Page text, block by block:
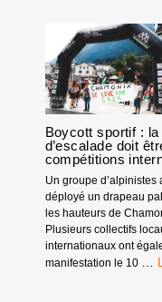
BDS
:
NOTRE
DEPUIS
LE
DÉBUT
DE
2026
Boycott sportif :
d’escalade doit
compétitions
Un groupe d’alpinistes
déployé un drapeau
les hauteurs de
Plusieurs collectifs
internationaux ont
manifestation le 10